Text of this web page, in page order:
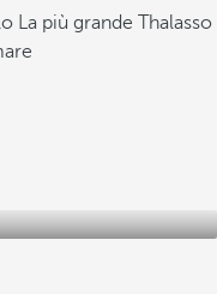
La più grande Thalasso